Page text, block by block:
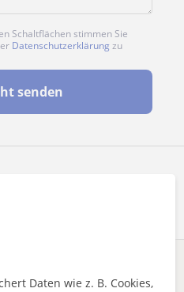
Schaltflächen stimmen Sie
Datenschutzerklärung zu
senden
Daten wie z. B. Cookies,